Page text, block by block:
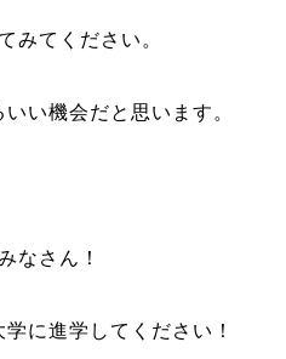
みてください。
い機会だと思います。
なさん！
に進学してください！